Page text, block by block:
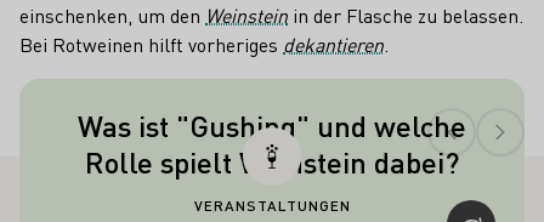
einschenken, um den Weinstein in der Flasche zu belassen.
Bei Rotweinen hilft vorheriges dekantieren
Was ist "Gushing" und welche
Rolle spielt Weinstein dabei?
Weinstein kann in kohlensäurehaltigen
Getränken und vor allem beim Sekt
zum Problem werden, da er viele
Teaser
VERANSTALTUNGEN